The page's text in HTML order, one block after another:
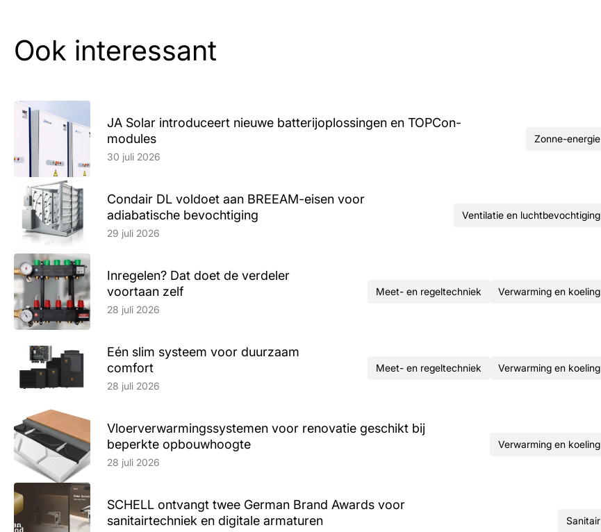
Ook interessant
JA Solar introduceert nieuwe batterijoplossingen en TOPCon-
modules
Lees artikel
30 juli 2026
Zonne-energie
Condair DL voldoet aan BREEAM-eisen voor
adiabatische bevochtiging
Lees artikel
29 juli 2026
Ventilatie en luchtbevochtiging
Inregelen? Dat doet de verdeler
voortaan zelf
Lees artikel
28 juli 2026
Meet- en regeltechniek Verwarming en koeling
Eén slim systeem voor duurzaam
comfort
Lees artikel
28 juli 2026
Meet- en regeltechniek Verwarming en koeling
Vloerverwarmingssystemen voor renovatie geschikt bij
beperkte opbouwhoogte
Lees artikel
28 juli 2026
Verwarming en koeling
SCHELL ontvangt twee German Brand Awards voor
sanitairtechniek en digitale armaturen
Lees artikel
Sanitair